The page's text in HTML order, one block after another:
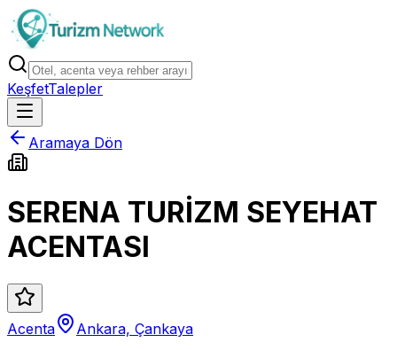
KeşfetTalepler
Aramaya Dön
SERENA TURİZM SEYEHAT
ACENTASI
Acenta
Ankara, Çankaya